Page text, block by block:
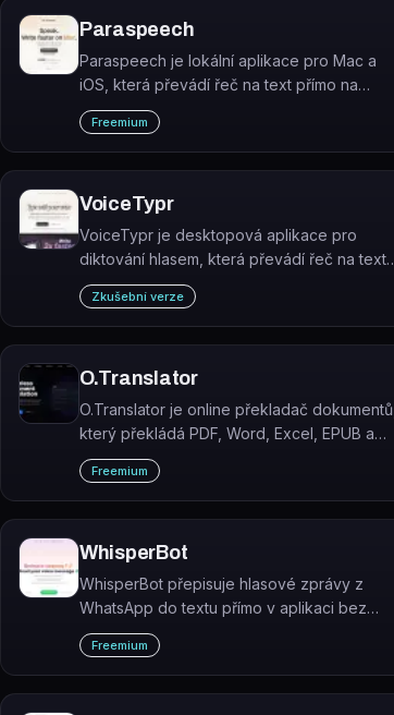
Paraspeech
Paraspeech je lokální aplikace pro Mac a
iOS, která převádí řeč na text přímo na
zařízení bez odesílání dat do cloudu.
Freemium
VoiceTypr
VoiceTypr je desktopová aplikace pro
diktování hlasem, která převádí řeč na text
přímo v jakékoli aplikaci na macOS a
Windows – zpracování probíhá lokálně na
zařízení bez odesílání zvuku do cloudu.
Zkušební verze
O.Translator
O.Translator je online překladač dokumentů,
který překládá PDF, Word, Excel, EPUB a
další formáty do více než 100 jazyků při
zachování původního rozložení a
formátování.
Freemium
WhisperBot
WhisperBot přepisuje hlasové zprávy z
WhatsApp do textu přímo v aplikaci bez
nutnosti instalovat cokoliv dalšího.
Freemium